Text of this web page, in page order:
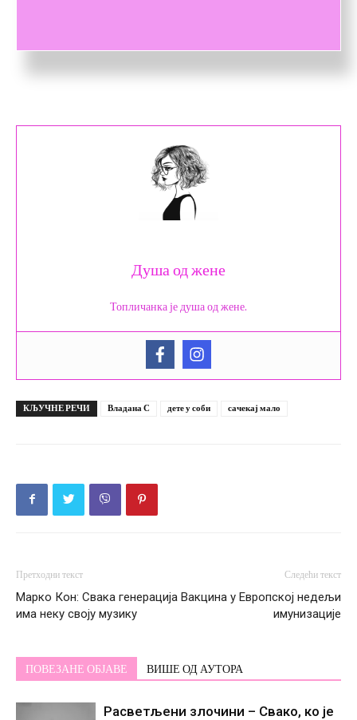
Душа од жене
Топличанка је душа од жене.
КЉУЧНЕ РЕЧИ Владана С дете у соби сачекај мало
Претходни текст
Марко Кон: Свака генерација
има неку своју музику
Следећи текст
Вакцина у Европској недељи
имунизације
ПОВЕЗАНЕ ОБЈАВЕ ВИШЕ ОД АУТОРА
Расветљени злочини – Свако, ко је